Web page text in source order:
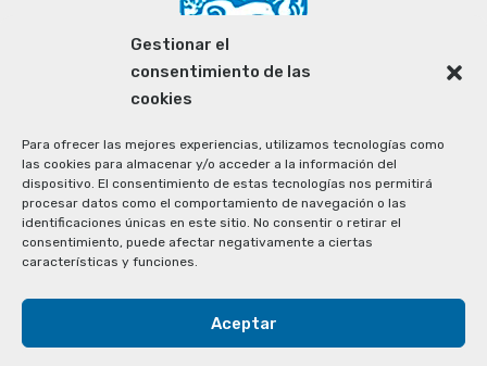
Gestionar el
consentimiento de las
cookies
Para ofrecer las mejores experiencias, utilizamos tecnologías como
las cookies para almacenar y/o acceder a la información del
dispositivo. El consentimiento de estas tecnologías nos permitirá
procesar datos como el comportamiento de navegación o las
identificaciones únicas en este sitio. No consentir o retirar el
consentimiento, puede afectar negativamente a ciertas
características y funciones.
Aceptar